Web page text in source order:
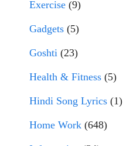
Exercise (9)
Gadgets (5)
Goshti (23)
Health & Fitness (5)
Hindi Song Lyrics (1)
Home Work (648)